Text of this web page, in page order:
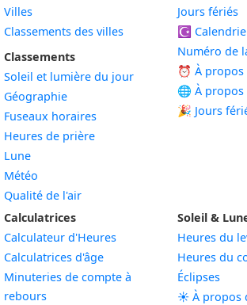
Villes
Classements des villes
Classements
Soleil et lumière du jour
Géographie
Fuseaux horaires
Heures de prière
Lune
Météo
Qualité de l'air
Jours fériés
☪️
Numéro de
⏰ À propos
🌐 À
🎉 Jours
Calculatrices
Calculateur d'Heures
Calculatrices d'âge
Minuteries de compte à
rebours
Soleil &
Heures du
Heures du
Éclipses
☀️ À propos